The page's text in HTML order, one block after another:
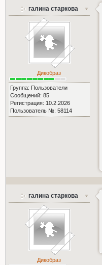
галина старкова
Дикобраз
Группа: Пользователи
Сообщений: 85
Регистрация: 10.2.2026
Пользователь №: 58114
галина старкова
Дикобраз